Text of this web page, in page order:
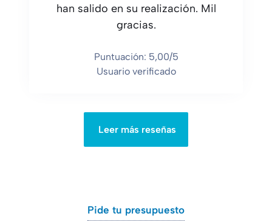
han salido en su realización. Mil
gracias.
Puntuación: 5,00/5
Usuario verificado
Leer más reseñas
Pide tu presupuesto